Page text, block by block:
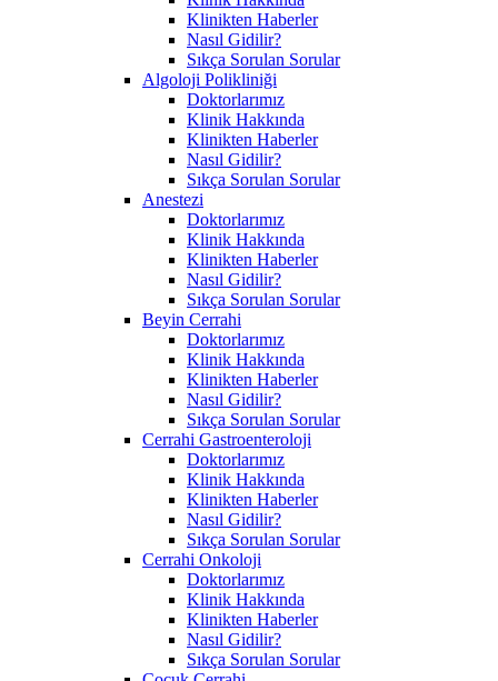
Klinikten Haberler
Nasıl Gidilir?
Sıkça Sorulan Sorular
Algoloji Polikliniği
Doktorlarımız
Klinik Hakkında
Klinikten Haberler
Nasıl Gidilir?
Sıkça Sorulan Sorular
Anestezi
Doktorlarımız
Klinik Hakkında
Klinikten Haberler
Nasıl Gidilir?
Sıkça Sorulan Sorular
Beyin Cerrahi
Doktorlarımız
Klinik Hakkında
Klinikten Haberler
Nasıl Gidilir?
Sıkça Sorulan Sorular
Cerrahi Gastroenteroloji
Doktorlarımız
Klinik Hakkında
Klinikten Haberler
Nasıl Gidilir?
Sıkça Sorulan Sorular
Cerrahi Onkoloji
Doktorlarımız
Klinik Hakkında
Klinikten Haberler
Nasıl Gidilir?
Sıkça Sorulan Sorular